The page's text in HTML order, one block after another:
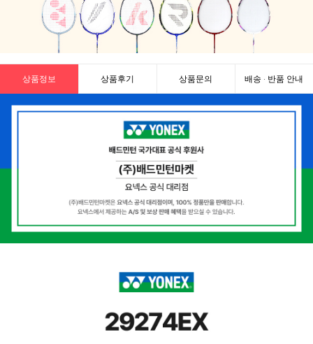
상품정보 상품후기 상품문의 배송 · 반품 안내